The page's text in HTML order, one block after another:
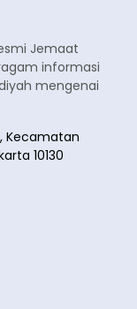
Jemaat
informasi
mengenai
Kecamatan
10130